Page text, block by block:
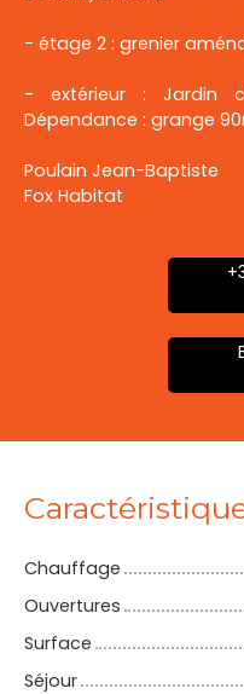
- étage 2 : grenier
- extérieur : Jardin
Dépendance : grange
Poulain Jean-Baptiste
Fox Habitat
Chauffage
Ouvertures
Surface
Séjour